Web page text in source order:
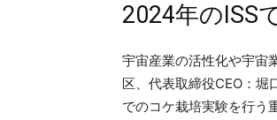
2024年のISS
宇宙産業の活性化や宇宙
区、代表取締役CEO：堀
でのコケ栽培実験を行う